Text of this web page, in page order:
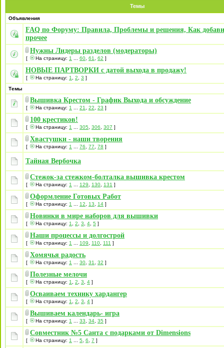
Темы
Объявления
FAQ по Форуму: Правила, Проблемы и решения, Как
прочее
Нужны Лидеры разделов (модераторы)
[ На страницу: 1 60 61 62 ]
НОВЫЕ ПАРТВОРКИ с датой выхода в продажу!
[ На страницу: 1 2 3 ]
Темы
Вышивка Крестом - График Выхода и обсуждение
[ На страницу: 1 21 22 23 ]
100 крестиков!
[ На страницу: 1 305 306 307 ]
Хвастушки - наши творения
[ На страницу: 1 76 77 78 ]
Тайная Вербочка
Стежок-за стежком-болталка вышивка крестом
[ На страницу: 1 129 130 131 ]
Оформление Готовых Работ
[ На страницу: 1 12 13 14 ]
Новинки в мире наборов для вышивки
[ На страницу: 1 2 3 4 5 ]
Наши процессы и долгострой
[ На страницу: 1 109 110 111 ]
Хомячья радость
[ На страницу: 1 30 31 32 ]
Полезные мелочи
[ На страницу: 1 2 3 4 ]
Осваиваем технику хардангер
[ На страницу: 1 2 3 4 ]
Вышиваем календарь- игра
[ На страницу: 1 33 34 35 ]
Совместник №5 Санта с подарками от Dimensions
[ На страницу: 1 5 6 7 ]